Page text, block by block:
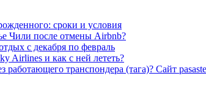
сроки и условия
Чили после отмены Airbnb?
с декабря по февраль
Airlines и как с ней лететь?
работающего транспондера (тага)? Сайт